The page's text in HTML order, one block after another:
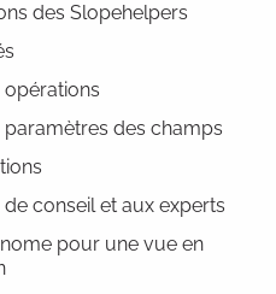
des Slopehelpers
opérations
paramètres des champs
conseil et aux experts
pour une vue en